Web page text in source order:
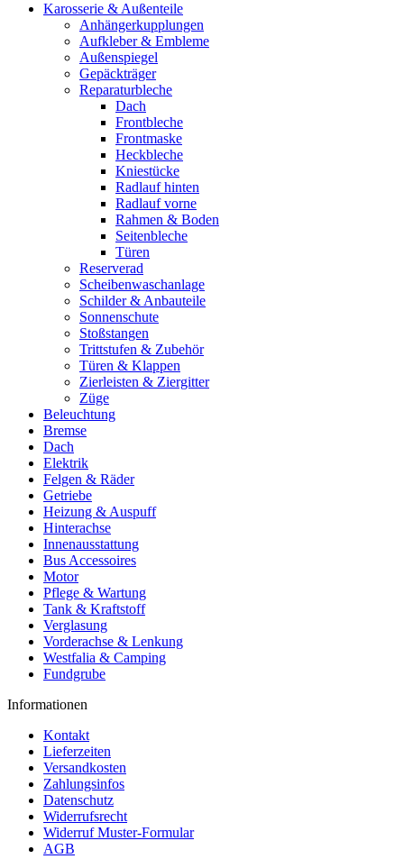
Karosserie & Außenteile
Anhängerkupplungen
Aufkleber & Embleme
Außenspiegel
Gepäckträger
Reparaturbleche
Dach
Frontbleche
Frontmaske
Heckbleche
Kniestücke
Radlauf hinten
Radlauf vorne
Rahmen & Boden
Seitenbleche
Türen
Reserverad
Scheibenwaschanlage
Schilder & Anbauteile
Sonnenschute
Stoßstangen
Trittstufen & Zubehör
Türen & Klappen
Zierleisten & Ziergitter
Züge
Beleuchtung
Bremse
Dach
Elektrik
Felgen & Räder
Getriebe
Heizung & Auspuff
Hinterachse
Innenausstattung
Bus Accessoires
Motor
Pflege & Wartung
Tank & Kraftstoff
Verglasung
Vorderachse & Lenkung
Westfalia & Camping
Fundgrube
Informationen
Kontakt
Lieferzeiten
Versandkosten
Zahlungsinfos
Datenschutz
Widerrufsrecht
Widerruf Muster-Formular
AGB